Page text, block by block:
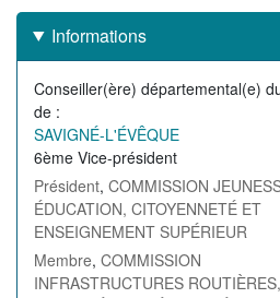
Informations
Conseiller(ère) départemental(e)
de
SAVIGNÉ-L'ÉVÊQUE
6ème Vice-président
Président, COMMISSION
ÉDUCATION, CITOYENNETÉ ET
ENSEIGNEMENT SUPÉRIEUR
Membre, COMMISSION
INFRASTRUCTURES ROUTIÈRES,